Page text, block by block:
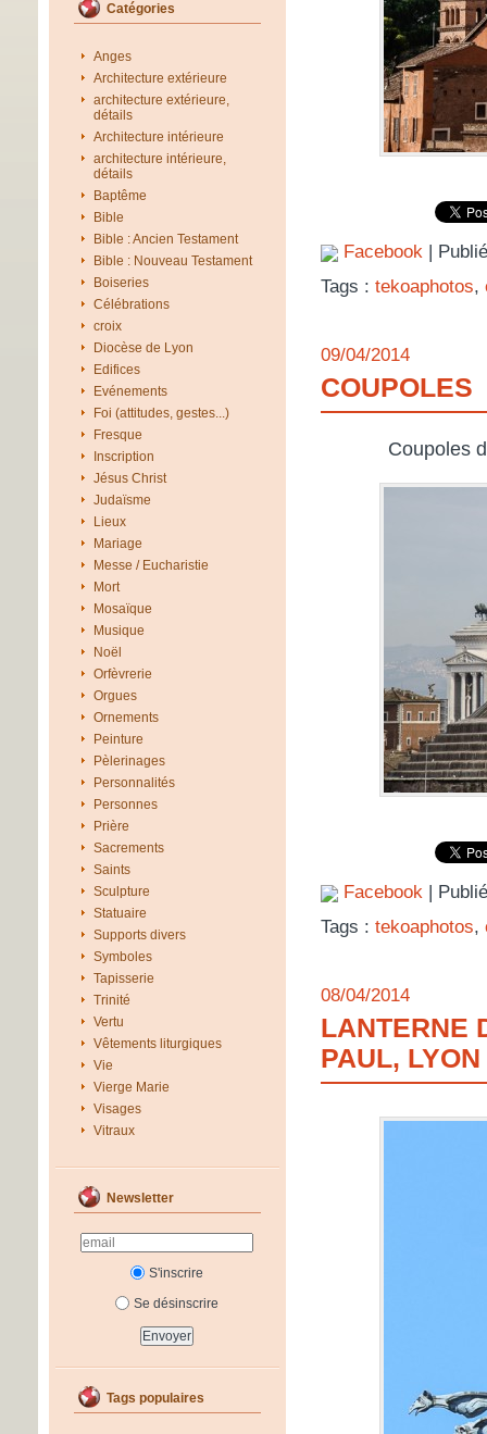
Catégories
Anges
Architecture extérieure
architecture extérieure,
détails
Architecture intérieure
architecture intérieure,
détails
Baptême
Bible
Bible : Ancien Testament
Bible : Nouveau Testament
Boiseries
Célébrations
croix
Diocèse de Lyon
Edifices
Evénements
Foi (attitudes, gestes...)
Fresque
Inscription
Jésus Christ
Judaïsme
Lieux
Mariage
Messe / Eucharistie
Mort
Mosaïque
Musique
Noël
Orfèvrerie
Orgues
Ornements
Peinture
Pèlerinages
Personnalités
Personnes
Prière
Sacrements
Saints
Sculpture
Statuaire
Supports divers
Symboles
Tapisserie
Trinité
Vertu
Vêtements liturgiques
Vie
Vierge Marie
Visages
Vitraux
Newsletter
S'inscrire
Se désinscrire
Tags populaires
Facebook |
Tags : tekoaphotos,
09/04/2014
COUPOLES
Coupoles
Facebook |
Tags : tekoaphotos,
08/04/2014
LANTERNE
PAUL, LYON